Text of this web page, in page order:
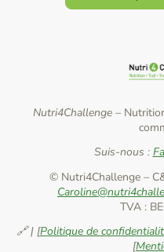
Nutri4Challenge –
Suis-nous :
© Nutri4Challenge –
TVA :
🔗 | [Politique de
[